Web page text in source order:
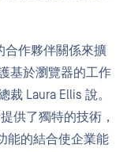
合作夥伴關係來擴
基於瀏覽器的工作
裁 Laura Ellis 說。
供了獨特的技術，
能的結合使企業能